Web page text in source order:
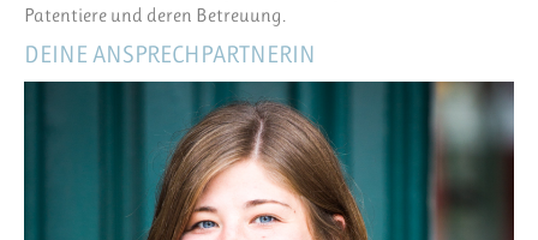
Patentiere und deren Betreuung.
DEINE ANSPRECHPARTNERIN